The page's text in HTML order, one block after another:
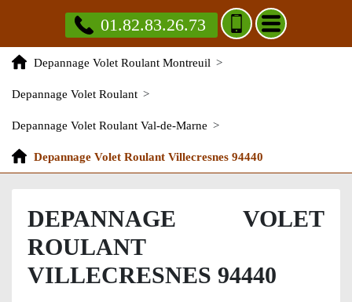
01.82.83.26.73
Depannage Volet Roulant Montreuil >
Depannage Volet Roulant >
Depannage Volet Roulant Val-de-Marne >
Depannage Volet Roulant Villecresnes 94440
DEPANNAGE VOLET
ROULANT
VILLECRESNES 94440